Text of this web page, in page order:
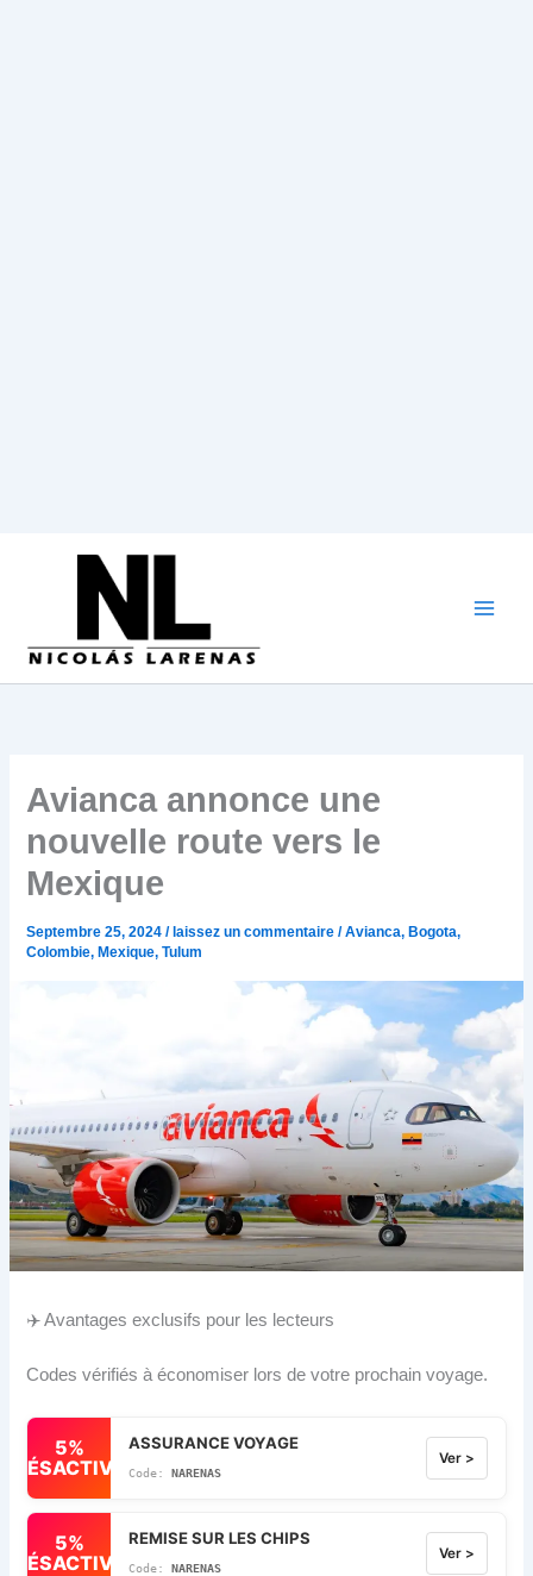
Avianca annonce une
nouvelle route vers le
Mexique
Septembre 25, 2024/ laissez un commentaire /Avianca, Bogota,
Colombie, Mexique,Tulum
✈️ Avantages exclusifs pour les lecteurs
Codes vérifiés à économiser lors de votre prochain voyage.
5%
DÉSACTIVÉ
ASSURANCE VOYAGE
NARENAS
Ver >
5%
DÉSACTIVÉ
REMISE SUR LES CHIPS
NARENAS
Ver >